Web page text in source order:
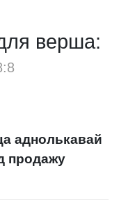
верша:
аднолькавай
продажу